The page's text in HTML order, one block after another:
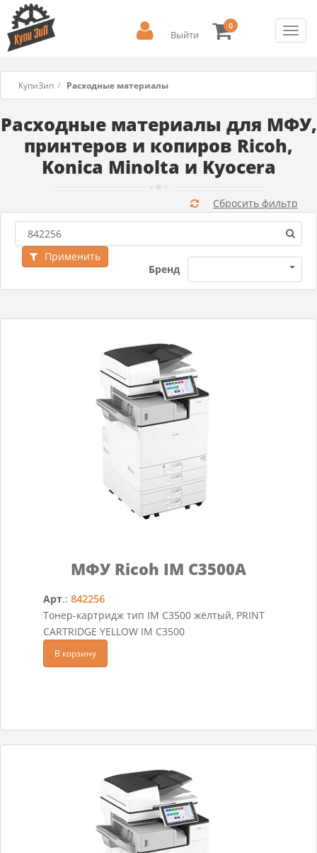
Выйти
0
КупиЗип Расходные материалы
Расходные материалы для МФУ,
принтеров и копиров Ricoh,
Konica Minolta и Kyocera
Бренд
Применить
Сбросить фильтр
МФУ Ricoh IM C3500A
Арт.: 842256
Тонер-картридж тип IM C3500 жёлтый, PRINT
CARTRIDGE YELLOW IM C3500
В корзину